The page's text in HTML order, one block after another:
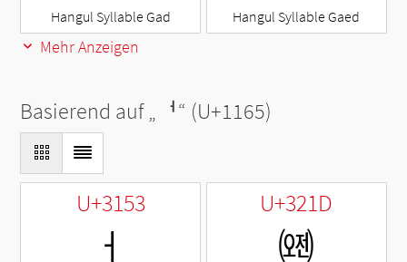
Hangul Syllable Gad Hangul Syllable Gaed
Mehr Anzeigen
Basierend auf „ ᅥ“ (U+1165)
U+3153
ㅓ
U+321D
㈝